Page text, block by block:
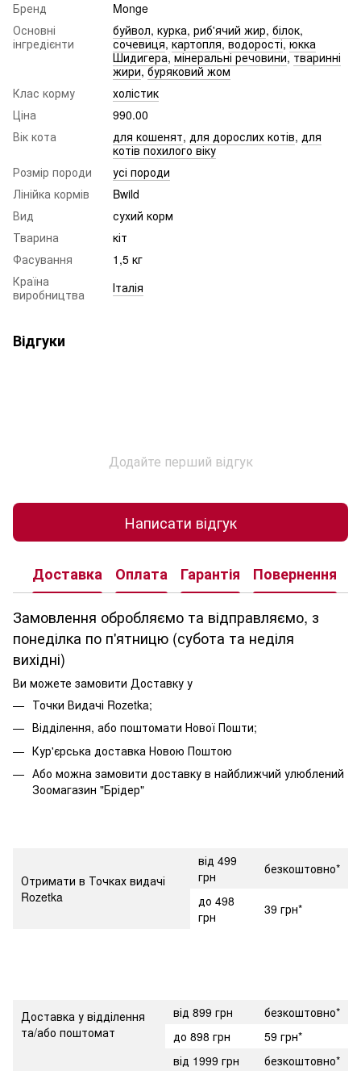
Бренд
Monge
Основні
інгредієнти
буйвол, курка, риб'ячий жир, білок,
сочевиця,картопля,водорості,юкка
Шидигера,мінеральні речовини,тваринні
жири,буряковий жом
Клас корму
холістик
Ціна
990.00
Вік кота
для кошенят, для дорослих котів, для
котів похилого віку
Розмір породи
усі породи
Лінійка кормів
Bwild
Вид
сухий корм
Тварина
кіт
Фасування
1,5 кг
Країна
виробництва
Італія
Відгуки
Додайте перший відгук
Написати відгук
Доставка Оплата Гарантія Повернення
Замовлення обробляємо та відправляємо, з
понеділка по п'ятницю (субота та неділя
вихідні)
Ви можете замовити Доставку у
Точки Видачі Rozetka;
Відділення, або поштомати Нової Пошти;
Кур'єрська доставка Новою Поштою
Або можна замовити доставку в найближчий улюблений
Зоомагазин "Брідер"
Отримати в Точках видачі
Rozetka
від 499
грн
безкоштовно*
до 498
грн
39 грн*
Доставка у відділення
та/або поштомат
від 899 грн
безкоштовно*
до 898 грн
59 грн*
від 1999 грн
безкоштовно*